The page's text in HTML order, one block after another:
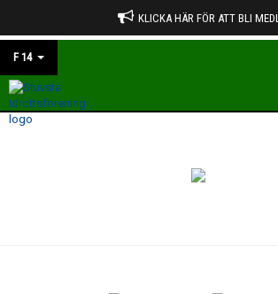
KLICKA HÄR FÖR ATT BLI
F 14
HEM